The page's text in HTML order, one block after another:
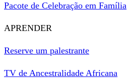
Pacote de Celebração em Família
APRENDER
Reserve um palestrante
TV de Ancestralidade Africana